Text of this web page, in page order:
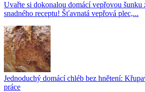
Uvařte si dokonalou domácí vepřovou šunku
snadného receptu! Šťavnatá vepřová plec,...
Jednoduchý domácí chléb bez hnětení:
práce